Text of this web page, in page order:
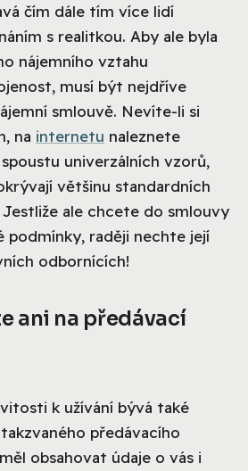
čím dále tím více lidí
s realitkou. Aby ale byla
nájemního vztahu
musí být nejdříve
smlouvě. Nevíte-li si
na internetu naleznete
univerzálních vzorů,
většinu standardních
ale chcete do smlouvy
podmínky, raději nechte její
odbornících!
ani na předávací
k užívání bývá také
předávacího
obsahovat údaje o vás i